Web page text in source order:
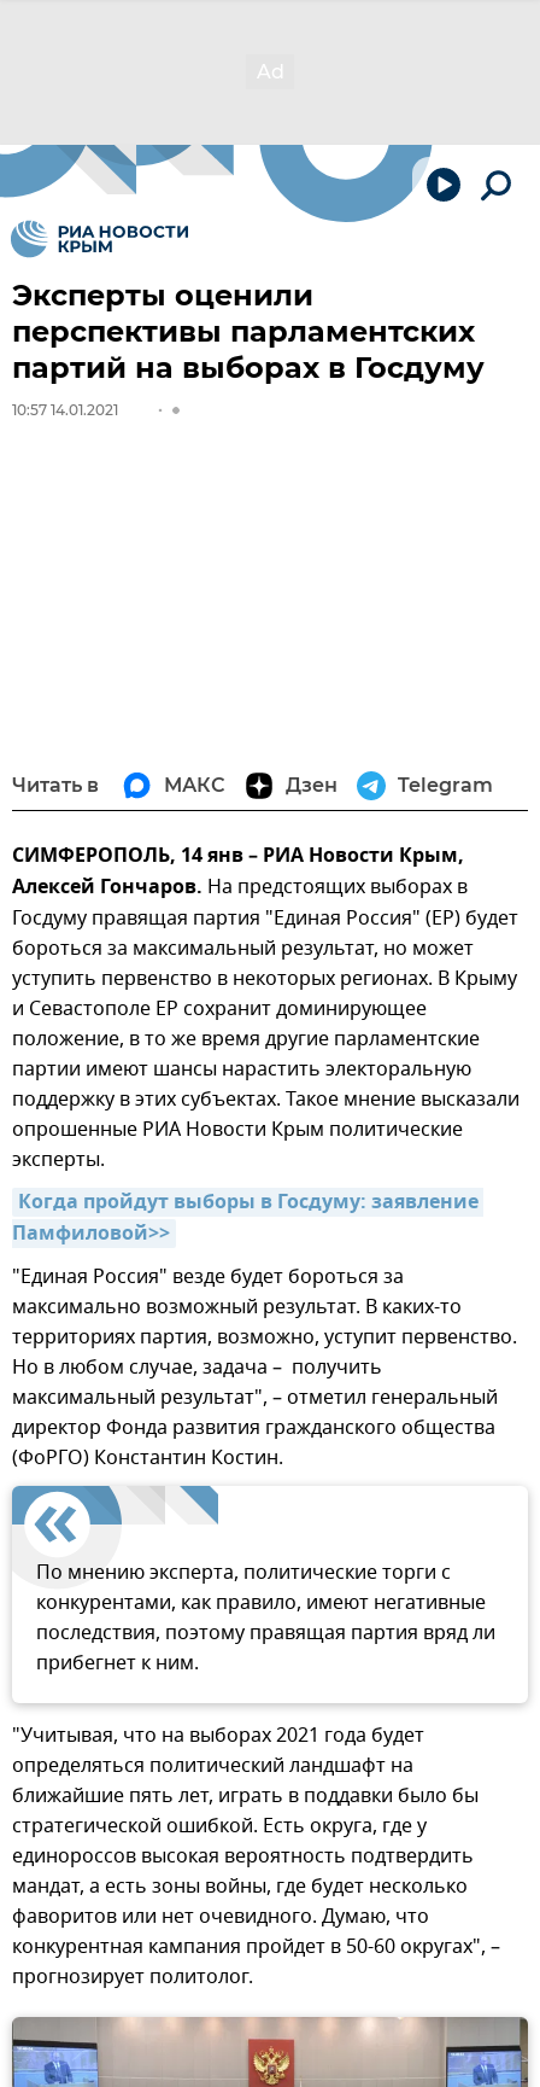
Эксперты оценили
перспективы парламентских
партий на выборах в Госдуму
10:57 14.01.2021
Читать в МАКС Дзен Telegram
СИМФЕРОПОЛЬ, 14 янв – РИА Новости Крым,
Алексей Гончаров. На предстоящих выборах в
Госдуму правящая партия "Единая Россия" (ЕР) будет
бороться за максимальный результат, но может
уступить первенство в некоторых регионах. В Крыму
и Севастополе ЕР сохранит доминирующее
положение, в то же время другие парламентские
партии имеют шансы нарастить электоральную
поддержку в этих субъектах. Такое мнение высказали
опрошенные РИА Новости Крым политические
эксперты.
Когда пройдут выборы в Госдуму: заявление
Памфиловой>>
"Единая Россия" везде будет бороться за
максимально возможный результат. В каких-то
территориях партия, возможно, уступит первенство.
Но в любом случае, задача – получить
максимальный результат", – отметил генеральный
директор Фонда развития гражданского общества
(ФоРГО) Константин Костин.
По мнению эксперта, политические торги с
конкурентами, как правило, имеют негативные
последствия, поэтому правящая партия вряд ли
прибегнет к ним.
"Учитывая, что на выборах 2021 года будет
определяться политический ландшафт на
ближайшие пять лет, играть в поддавки было бы
стратегической ошибкой. Есть округа, где у
единороссов высокая вероятность подтвердить
мандат, а есть зоны войны, где будет несколько
фаворитов или нет очевидного. Думаю, что
конкурентная кампания пройдет в 50-60 округах", –
прогнозирует политолог.